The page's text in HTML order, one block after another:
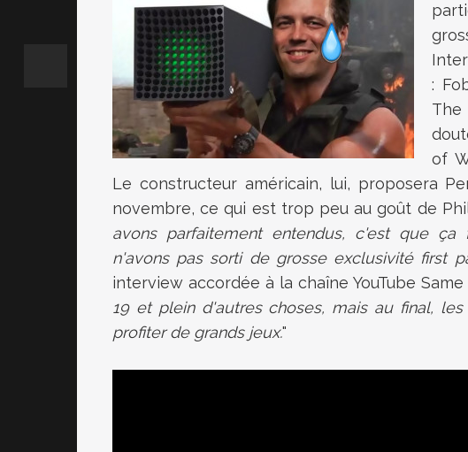
:
of
Le constructeur américain, lui, proposera
novembre, ce qui est trop peu au goût de
avons parfaitement entendus, c'est que
n'avons pas sorti de grosse exclusivité first
interview accordée à la chaîne YouTube Same
19 et plein d'autres choses, mais au final,
profiter de grands jeux."